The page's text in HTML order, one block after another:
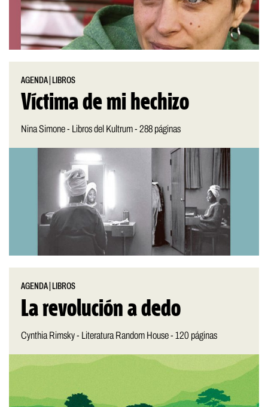
AGENDA LIBROS
Víctima de mi hechizo
Nina Simone - Libros del Kultrum - 288 páginas
AGENDA LIBROS
La revolución a dedo
Cynthia Rimsky - Literatura Random House - 120 páginas